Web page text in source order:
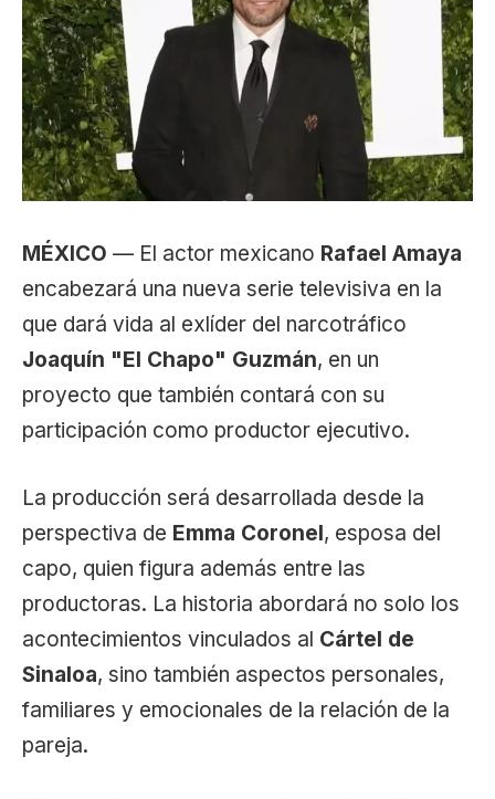
MÉXICO — El actor mexicano Rafael Amaya
encabezará una nueva serie televisiva en la
que dará vida al exlíder del narcotráfico
Joaquín "El Chapo" Guzmán, en un
proyecto que también contará con su
participación como productor ejecutivo.
La producción será desarrollada desde la
perspectiva de Emma Coronel, esposa del
capo, quien figura además entre las
productoras. La historia abordará no solo los
acontecimientos vinculados al Cártel de
Sinaloa, sino también aspectos personales,
familiares y emocionales de la relación de la
pareja.